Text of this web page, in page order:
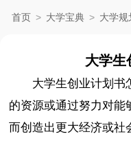
首页 > 大学宝典 > 大学规
大学生
大学生创业计划书
的资源或通过努力对能
而创造出更大经济或社